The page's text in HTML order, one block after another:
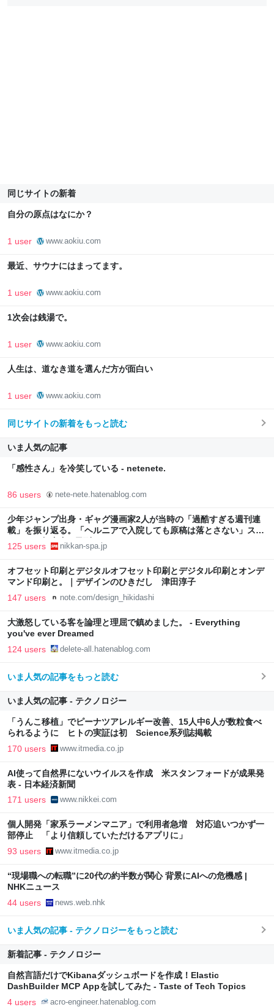
同じサイトの新着
自分の原点はなにか？
1 user www.aokiu.com
最近、サウナにはまってます。
1 user www.aokiu.com
1次会は銭湯で。
1 user www.aokiu.com
人生は、道なき道を選んだ方が面白い
1 user www.aokiu.com
同じサイトの新着をもっと読む
いま人気の記事
「感性さん」を冷笑している - netenete.
86 users nete-nete.hatenablog.com
少年ジャンプ出身・ギャグ漫画家2人が当時の「過酷すぎる週刊連
載」を振り返る。「ヘルニアで入院しても原稿は落とさない」スト
イックな舞台裏 | 日刊SPA!
125 users nikkan-spa.jp
オフセット印刷とデジタルオフセット印刷とデジタル印刷とオンデ
マンド印刷と。｜デザインのひきだし 津田淳子
147 users note.com/design_hikidashi
大激怒している客を論理と理屈で鎮めました。 - Everything
you've ever Dreamed
124 users delete-all.hatenablog.com
いま人気の記事をもっと読む
いま人気の記事 - テクノロジー
「うんこ移植」でピーナツアレルギー改善、15人中6人が数粒食べ
られるように ヒトの実証は初 Science系列誌掲載
170 users www.itmedia.co.jp
AI使って自然界にないウイルスを作成 米スタンフォードが成果発
表 - 日本経済新聞
171 users www.nikkei.com
個人開発「家系ラーメンマニア」で利用者急増 対応追いつかず一
部停止 「より信頼していただけるアプリに」
93 users www.itmedia.co.jp
“現場職への転職”に20代の約半数が関心 背景にAIへの危機感 |
NHKニュース
44 users news.web.nhk
いま人気の記事 - テクノロジーをもっと読む
新着記事 - テクノロジー
自然言語だけでKibanaダッシュボードを作成！Elastic
DashBuilder MCP Appを試してみた - Taste of Tech Topics
4 users acro-engineer.hatenablog.com